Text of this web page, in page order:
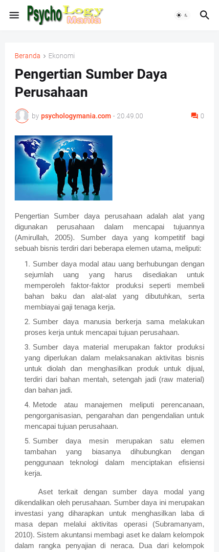
Beranda Ekonomi
Pengertian Sumber Daya
Perusahaan
by psychologymania.com - 20.49.00 0
Pengertian Sumber daya perusahaan adalah alat yang
digunakan perusahaan dalam mencapai tujuannya
(Amirullah, 2005). Sumber daya yang kompetitif bagi
sebuah bisnis terdiri dari beberapa elemen utama, meliputi:
Sumber daya modal atau uang berhubungan dengan
sejumlah uang yang harus disediakan untuk
memperoleh faktor-faktor produksi seperti membeli
bahan baku dan alat-alat yang dibutuhkan, serta
membiayai gaji tenaga kerja.
Sumber daya manusia berkerja sama melakukan
proses kerja untuk mencapai tujuan perusahaan.
Sumber daya material merupakan faktor produksi
yang diperlukan dalam melaksanakan aktivitas bisnis
untuk diolah dan menghasilkan produk untuk dijual,
terdiri dari bahan mentah, setengah jadi (raw material)
dan bahan jadi.
Metode atau manajemen meliputi perencanaan,
pengorganisasian, pengarahan dan pengendalian untuk
mencapai tujuan perusahaan.
Sumber daya mesin merupakan satu elemen
tambahan yang biasanya dihubungkan dengan
penggunaan teknologi dalam menciptakan efisiensi
kerja.
Aset terkait dengan sumber daya modal yang
dikendalikan oleh perusahaan. Sumber daya ini merupakan
investasi yang diharapkan untuk menghasilkan laba di
masa depan melalui aktivitas operasi (Subramanyam,
2010). Sistem akuntansi membagi aset ke dalam kelompok
dalam rangka penyajian di neraca. Dua dari kelompok